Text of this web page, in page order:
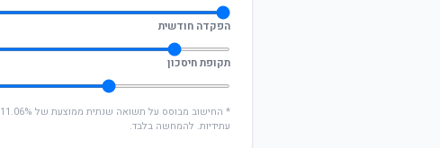
הפקדה חודשית
תקופת חיסכון
עתידיות. להמחשה בלבד.